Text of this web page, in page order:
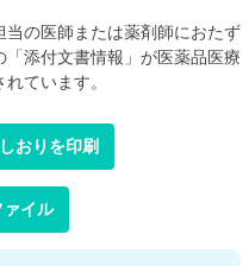
の医師または薬剤師におたず
添付文書情報」が医薬品医療
ています。
おりを印刷
イル